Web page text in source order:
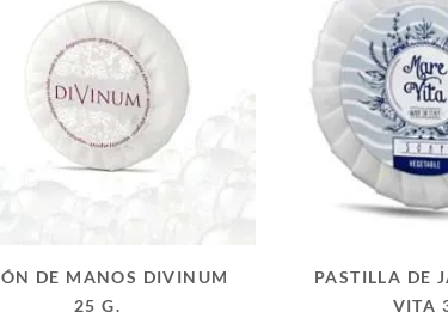
DE MANOS DIVINUM
25 G.
PASTILLA DE
VITA